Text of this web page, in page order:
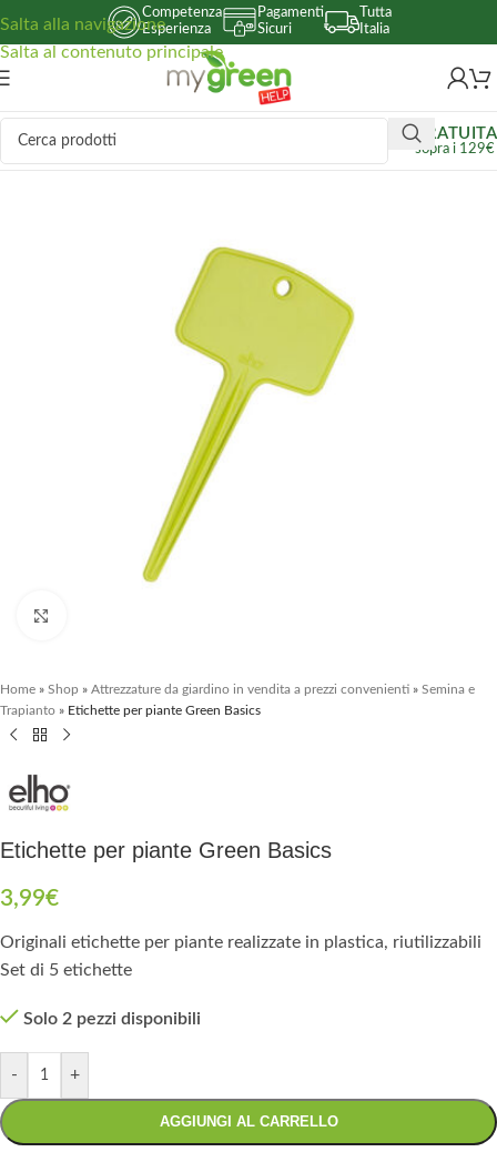
Salta alla navigazione
Salta al contenuto principale
Competenza
Esperienza
Pagamenti
Sicuri
Tutta
Italia
GRATUITA
sopra i 129€
Home » Shop » Attrezzature da giardino in vendita a prezzi convenienti » Semina e
Trapianto » Etichette per piante Green Basics
Etichette per piante Green Basics
3,99€
Originali etichette per piante realizzate in plastica, riutilizzabili
Set di 5 etichette
Solo 2 pezzi disponibili
- +
AGGIUNGI AL CARRELLO